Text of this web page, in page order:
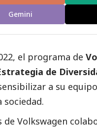
Gemini
el programa de
de
a su
sociedad.
de Volkswagen